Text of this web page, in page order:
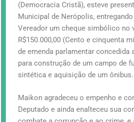
(Democracia Cristã), esteve
Municipal de Nerópolis,
Vereador um cheque simbólico no
R$150.000,00 (Cento e cinquenta
de emenda parlamentar concedida
para construção de um campo de
sintética e aquisição de um ônibus.
Maikon agradeceu o empenho e
Deputado e ainda enalteceu sua